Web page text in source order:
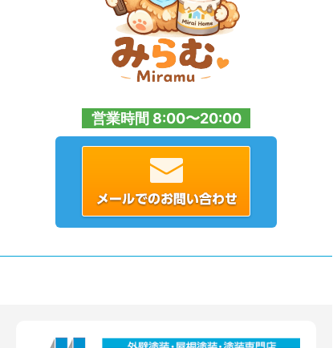
営業時間 8:00〜20:00